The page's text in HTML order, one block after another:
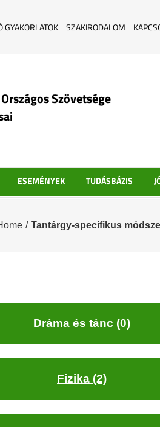
to
GYAKORLATOK SZAKIRODALOM
Szövetsége
ESEMÉNYEK TUDÁSBÁZIS
/ Tantárgy-specifikus
Dráma és tánc (0)
Fizika (2)